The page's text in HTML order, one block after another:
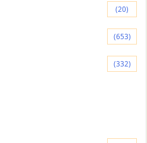
(20)
(653)
(332)